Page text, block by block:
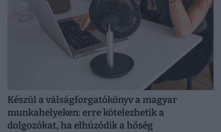
Készül a válságforgatókönyv a magyar
munkahelyeken: erre kötelezhetik a
dolgozókat, ha elhúzódik a hőség